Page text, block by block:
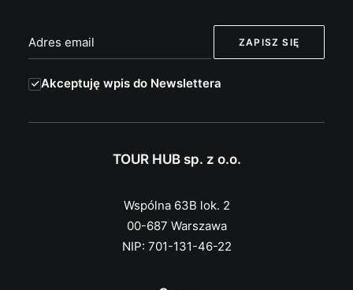
Akceptuję wpis do Newslettera
TOUR HUB sp. z o.o.
Wspólna 63B lok. 2
00-687 Warszawa
NIP: 701-131-46-22